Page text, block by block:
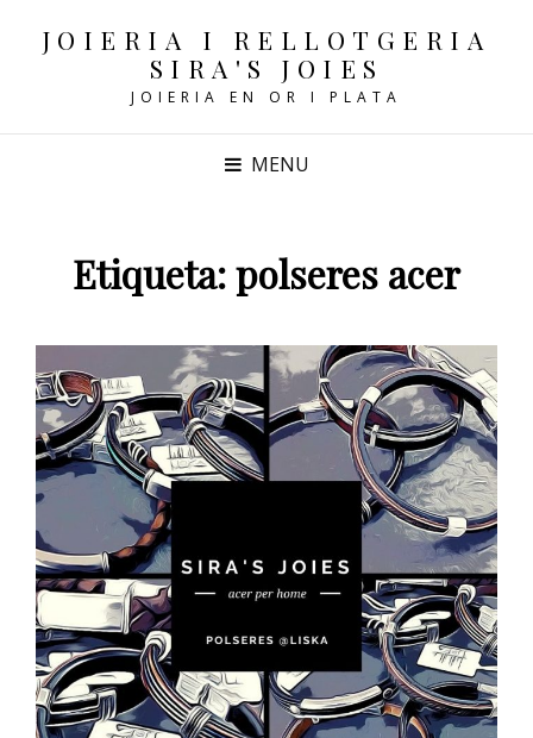
JOIERIA I RELLOTGERIA
SIRA'S JOIES
JOIERIA EN OR I PLATA
MENU
Etiqueta:polseres acer